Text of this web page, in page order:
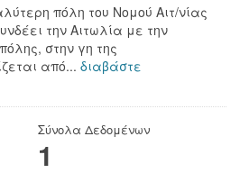
πόλη του Νομού Αιτ/νίας
την Αιτωλία με την
στην γη της
από... διαβάστε
Σύνολα Δεδομένων
1